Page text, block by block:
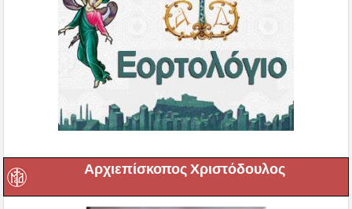
Αρχιεπίσκοπος Χριστόδουλος